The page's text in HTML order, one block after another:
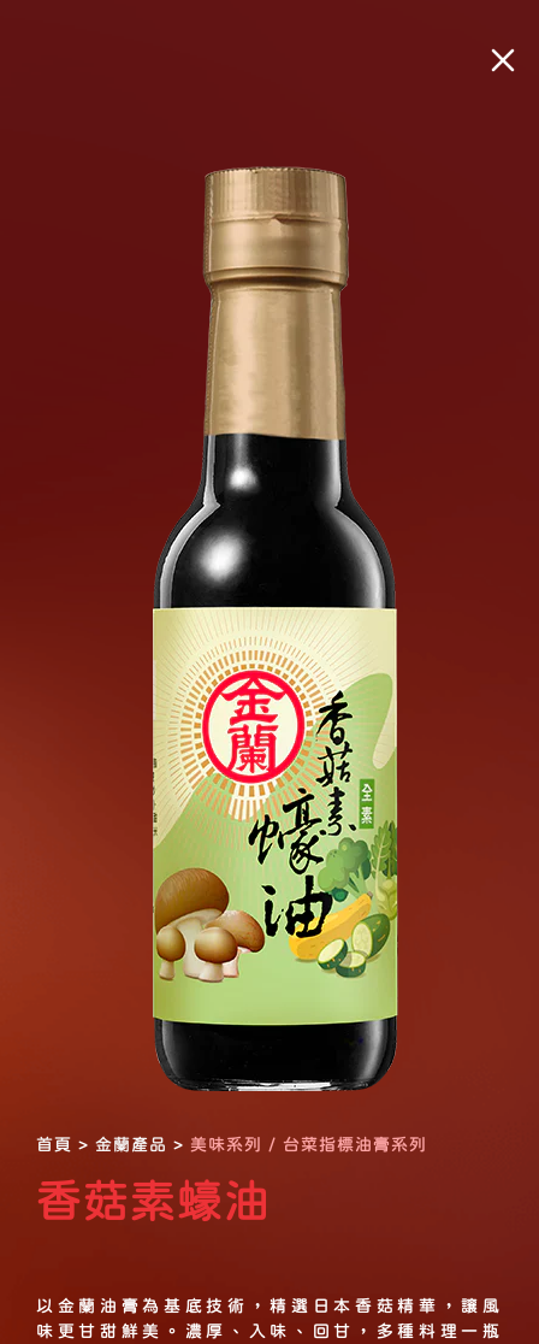
首頁 > 金蘭產品 > 美味系列 / 台菜指標油膏系列
香菇素蠔油
以金蘭油膏為基底技術，精選日本香菇精華，讓風
味更甘甜鮮美。濃厚、入味、回甘，多種料理一瓶